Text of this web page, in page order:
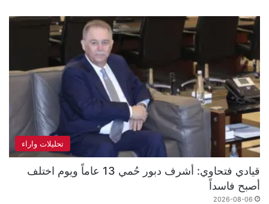
تحليلات واراء
قيادي فتحاوي: أشرف دبور حُمي 13 عاماً ويوم اختلف
أصبح فاسداً
2026-08-06